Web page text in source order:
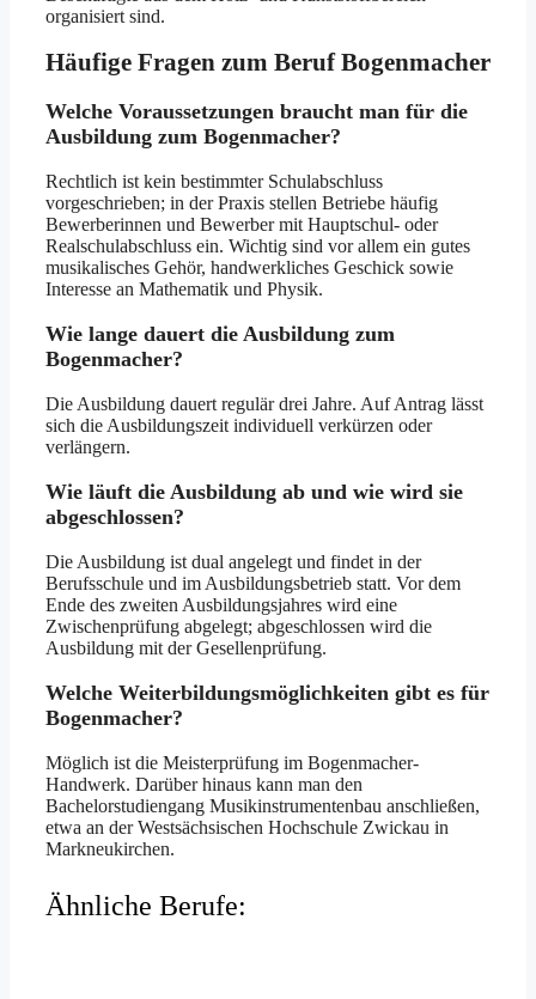
organisiert sind.
Häufige Fragen zum Beruf Bogenmacher
Welche Voraussetzungen braucht man für die
Ausbildung zum Bogenmacher?
Rechtlich ist kein bestimmter Schulabschluss
vorgeschrieben; in der Praxis stellen Betriebe häufig
Bewerberinnen und Bewerber mit Hauptschul- oder
Realschulabschluss ein. Wichtig sind vor allem ein gutes
musikalisches Gehör, handwerkliches Geschick sowie
Interesse an Mathematik und Physik.
Wie lange dauert die Ausbildung zum
Bogenmacher?
Die Ausbildung dauert regulär drei Jahre. Auf Antrag lässt
sich die Ausbildungszeit individuell verkürzen oder
verlängern.
Wie läuft die Ausbildung ab und wie wird sie
abgeschlossen?
Die Ausbildung ist dual angelegt und findet in der
Berufsschule und im Ausbildungsbetrieb statt. Vor dem
Ende des zweiten Ausbildungsjahres wird eine
Zwischenprüfung abgelegt; abgeschlossen wird die
Ausbildung mit der Gesellenprüfung.
Welche Weiterbildungsmöglichkeiten gibt es für
Bogenmacher?
Möglich ist die Meisterprüfung im Bogenmacher-
Handwerk. Darüber hinaus kann man den
Bachelorstudiengang Musikinstrumentenbau anschließen,
etwa an der Westsächsischen Hochschule Zwickau in
Markneukirchen.
Ähnliche Berufe: